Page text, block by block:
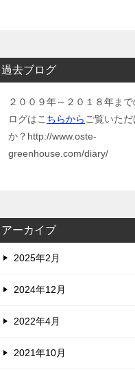
過去ブログ
２００９年～２０１８年ま
ログはこ ちらから ご覧いた
か？http://www.oste-
greenhouse.com/diary/
アーカイブ
2025年2月
2024年12月
2022年4月
2021年10月